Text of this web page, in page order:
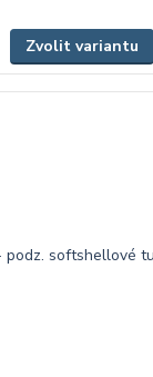
Zvolit variantu